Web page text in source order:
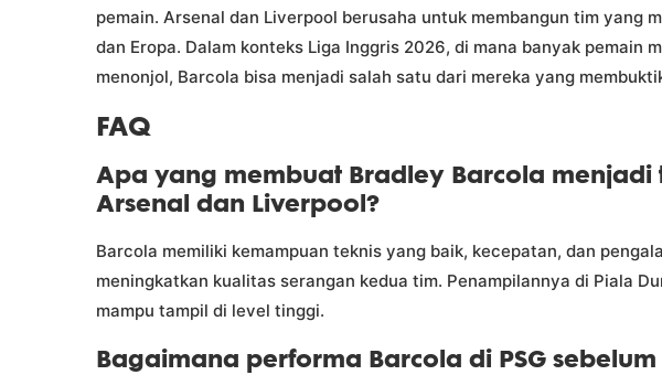
pemain. Arsenal dan Liverpool berusaha untuk membangun tim yang
dan Eropa. Dalam konteks Liga Inggris 2026, di mana banyak pemain
menonjol, Barcola bisa menjadi salah satu dari mereka yang
FAQ
Apa yang membuat Bradley Barcola
Arsenal dan Liverpool?
Barcola memiliki kemampuan teknis yang baik, kecepatan, dan
meningkatkan kualitas serangan kedua tim. Penampilannya di Piala
mampu tampil di level tinggi.
Bagaimana performa Barcola di PSG